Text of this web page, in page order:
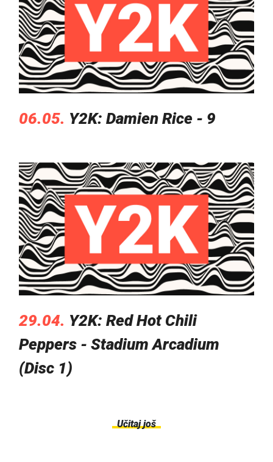
06.05. Y2K: Damien Rice - 9
29.04. Y2K: Red Hot Chili
Peppers - Stadium Arcadium
(Disc 1)
Učitaj još